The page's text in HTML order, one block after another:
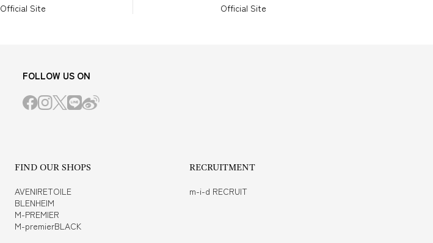
Official Site Official Site
FOLLOW US ON
FIND OUR SHOPS
AVENIRETOILE
BLENHEIM
M-PREMIER
M-premierBLACK
RECRUITMENT
m-i-d RECRUIT